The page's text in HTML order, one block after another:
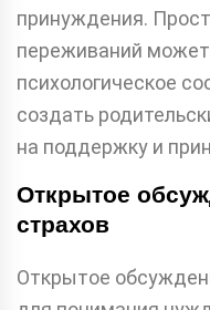
принуждения.
переживаний может
психологическое
создать
на поддержку и
Открытое
страхов
Открытое